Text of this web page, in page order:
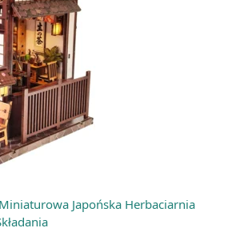
Japońska Herbaciarnia